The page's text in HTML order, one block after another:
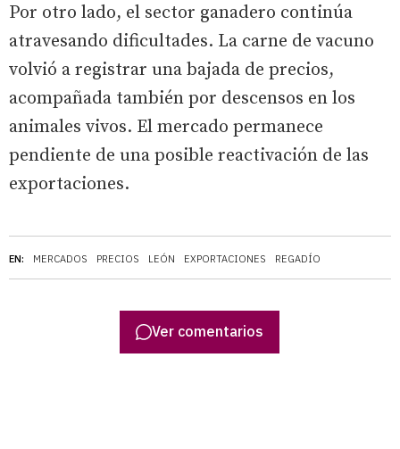
EN: MERCADOS PRECIOS LEÓN EXPORTACIONES REGADÍO
Por otro lado, el sector ganadero continúa
atravesando dificultades. La carne de vacuno
volvió a registrar una bajada de precios,
acompañada también por descensos en los
animales vivos. El mercado permanece
pendiente de una posible reactivación de las
exportaciones.
Ver comentarios